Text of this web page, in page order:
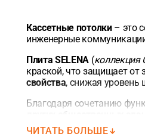
Кассетные потолки– это
инженерные
Плита SELENA (коллекция
краской, что защищает от
свойства, снижая
Благодаря сочетанию
других общественных
ЧИТАТЬ БОЛЬШЕ